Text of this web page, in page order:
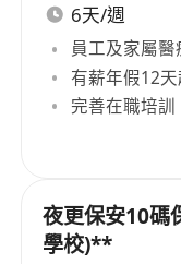
6天/週
員工及家屬
有薪年假12天
完善在職培
夜更保安10碼
學校)**